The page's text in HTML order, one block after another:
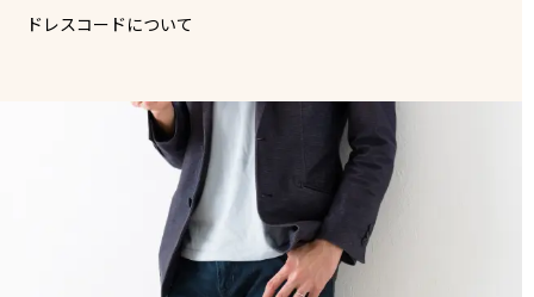
ドレスコードについて